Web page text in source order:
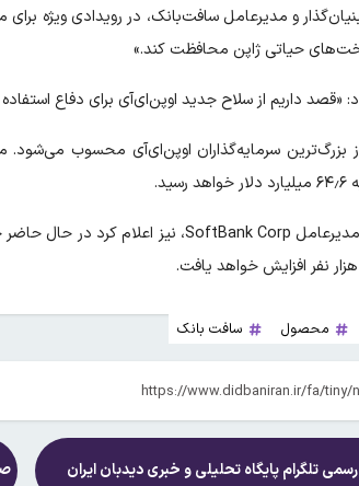
و مدیرعامل سافت‌بانک، در رویدادی ویژه
حیاتی ژاپن محافظت کند.»
«قصد داریم از سلاح جدید اوپن‌ای‌آی برای دفاع
بزرگ‌ترین سرمایه‌گذاران اوپن‌ای‌آی محسوب می‌شود.
نفر افزایش خواهد یافت.
محصول سافت بانک
رسمی تلگرام پایگاه تحلیلی و خبریدیدبان ایران